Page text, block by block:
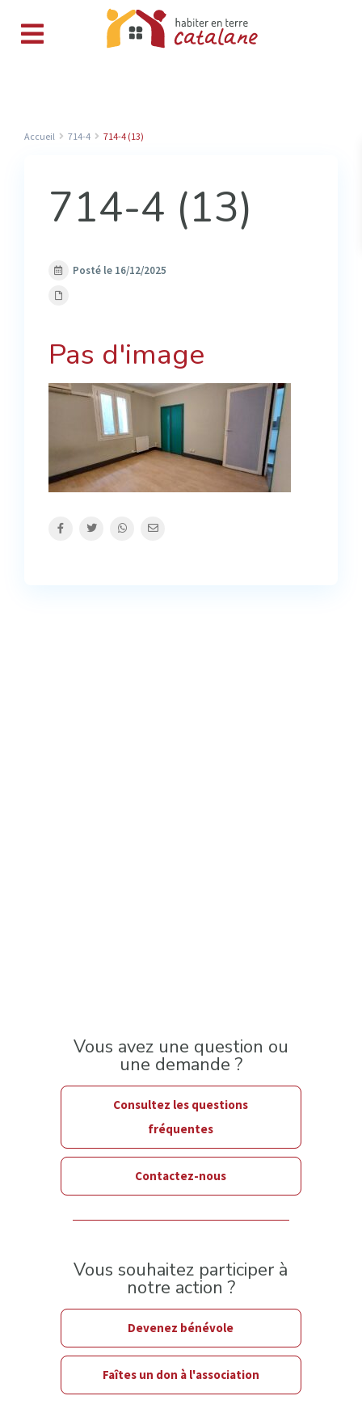
Accueil 714-4 714-4 (13)
714-4 (13)
Posté le 16/12/2025
Pas d'image
Vous avez une question ou
une demande ?
Consultez les questions
fréquentes
Contactez-nous
Vous souhaitez participer à
notre action ?
Devenez bénévole
Faîtes un don à l'association